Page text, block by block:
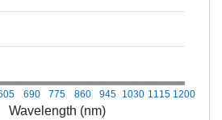
Wavelength (nm)
690 775 860 945 1030 1115 1200